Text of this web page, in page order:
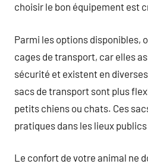
choisir le bon équipement est
Parmi les options disponibles,
cages de transport, car elles
sécurité et existent en
sacs de transport sont plus
petits chiens ou chats. Ces
pratiques dans les lieux
Le confort de votre animal ne